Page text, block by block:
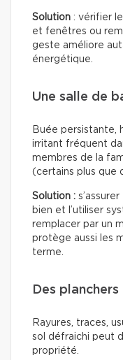
Solution : vérifier
et fenêtres ou
geste améliore
énergétique.
Une salle de
Buée persistante,
irritant fréquent
membres de la
(certains plus que
Solution :
bien et l’utiliser
remplacer par un
protège aussi les
terme.
Des
Rayures, traces,
sol défraichi peut
propriété.